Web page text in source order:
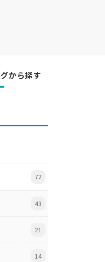
から探す
72
43
21
14